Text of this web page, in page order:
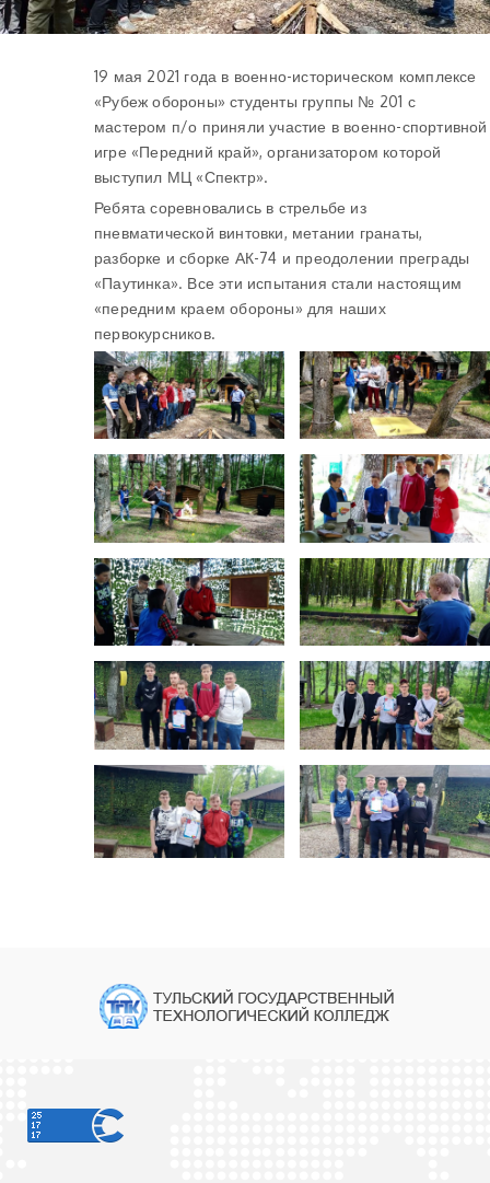
19 мая 2021 года в военно-историческом комплексе
«Рубеж обороны» студенты группы № 201 с
мастером п/о приняли участие в военно-спортивной
игре «Передний край», организатором которой
выступил МЦ «Спектр».
Ребята соревновались в стрельбе из
пневматической винтовки, метании гранаты,
разборке и сборке АК-74 и преодолении преграды
«Паутинка». Все эти испытания стали настоящим
«передним краем обороны» для наших
первокурсников.